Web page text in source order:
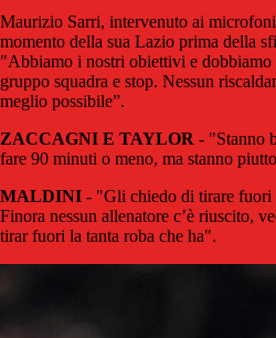
Maurizio Sarri, intervenuto ai
momento della sua Lazio prima della
"Abbiamo i nostri obiettivi e
gruppo squadra e stop. Nessun
meglio possibile”.
ZACCAGNI E TAYLOR - "Stanno
fare 90 minuti o meno, ma stanno
MALDINI - "Gli chiedo di tirare fuori
Finora nessun allenatore c’è riuscito,
tirar fuori la tanta roba che ha".